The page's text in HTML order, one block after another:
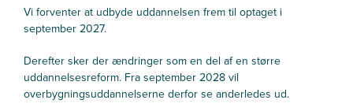
Vi forventer at udbyde uddannelsen frem til optaget i
september 2027.
Derefter sker der ændringer som en del af en større
uddannelsesreform. Fra september 2028 vil
overbygningsuddannelserne derfor se anderledes ud.